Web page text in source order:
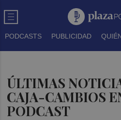
PODCASTS PUBLICIDAD
ÚLTIMAS
CAJA-CAMBIOS
PODCAST